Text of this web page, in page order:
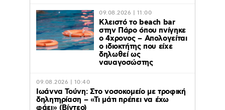
09.08.2026 | 11:00
Κλειστό το beach bar
στην Πάρο όπου πνίγηκε
ο 4χρονος – Απολογείται
ο ιδιοκτήτης που είχε
δηλωθεί ως
ναυαγοσώστης
09.08.2026 | 10:40
Ιωάννα Τούνη: Στο νοσοκομείο με τροφική
δηλητηρίαση – «Τι μάτι πρέπει να έχω
φάει» (Βίντεο)